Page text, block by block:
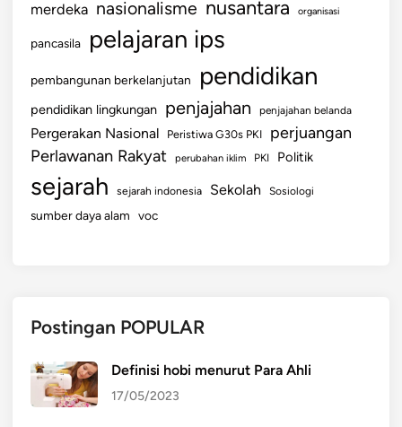
t
a
c
o
t
merdeka nasionalisme nusantara organisasi
pancasila pelajaran ips
pembangunan berkelanjutan pendidikan
pendidikan lingkungan penjajahan penjajahan belanda
Pergerakan Nasional Peristiwa G30s PKI perjuangan
Perlawanan Rakyat perubahan iklim PKI Politik
sejarah sejarah indonesia Sekolah Sosiologi
sumber daya alam voc
Postingan POPULAR
Definisi hobi menurut Para Ahli
17/05/2023